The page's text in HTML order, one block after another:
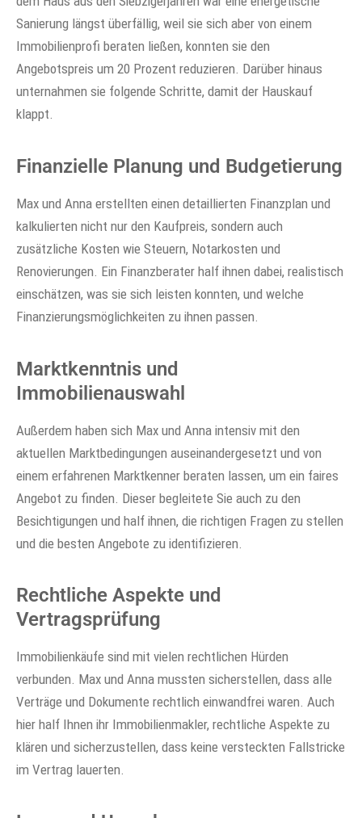
Sanierung längst überfällig, weil sie sich aber von einem
Immobilienprofi beraten ließen, konnten sie den
Angebotspreis um 20 Prozent reduzieren. Darüber hinaus
unternahmen sie folgende Schritte, damit der Hauskauf
klappt.
Finanzielle Planung und Budgetierung
Max und Anna erstellten einen detaillierten Finanzplan und
kalkulierten nicht nur den Kaufpreis, sondern auch
zusätzliche Kosten wie Steuern, Notarkosten und
Renovierungen. Ein Finanzberater half ihnen dabei, realistisch
einschätzen, was sie sich leisten konnten, und welche
Finanzierungsmöglichkeiten zu ihnen passen.
Marktkenntnis und
Immobilienauswahl
Außerdem haben sich Max und Anna intensiv mit den
aktuellen Marktbedingungen auseinandergesetzt und von
einem erfahrenen Marktkenner beraten lassen, um ein faires
Angebot zu finden. Dieser begleitete Sie auch zu den
Besichtigungen und half ihnen, die richtigen Fragen zu stellen
und die besten Angebote zu identifizieren.
Rechtliche Aspekte und
Vertragsprüfung
Immobilienkäufe sind mit vielen rechtlichen Hürden
verbunden. Max und Anna mussten sicherstellen, dass alle
Verträge und Dokumente rechtlich einwandfrei waren. Auch
hier half Ihnen ihr Immobilienmakler, rechtliche Aspekte zu
klären und sicherzustellen, dass keine versteckten Fallstricke
im Vertrag lauerten.